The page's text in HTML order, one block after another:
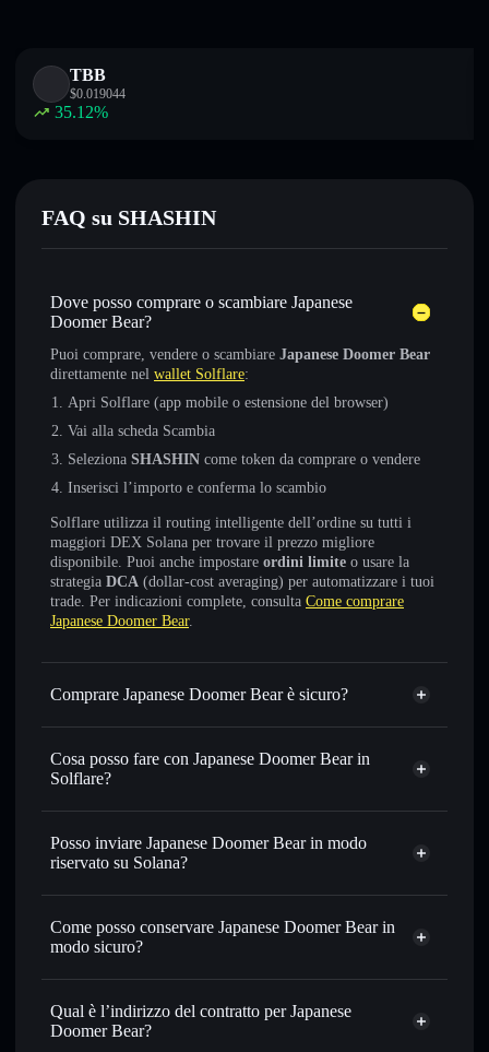
TBB
$0.019044
35.12%
FAQ su SHASHIN
Dove posso comprare o scambiare Japanese
Doomer Bear?
Puoi comprare, vendere o scambiare Japanese Doomer Bear
direttamente nel wallet Solflare:
Apri Solflare (app mobile o estensione del browser)
Vai alla scheda Scambia
Seleziona SHASHIN come token da comprare o vendere
Inserisci l’importo e conferma lo scambio
Solflare utilizza il routing intelligente dell’ordine su tutti i
maggiori DEX Solana per trovare il prezzo migliore
disponibile. Puoi anche impostare ordini limite o usare la
strategia DCA (dollar-cost averaging) per automatizzare i tuoi
trade. Per indicazioni complete, consulta Come comprare
Japanese Doomer Bear.
Comprare Japanese Doomer Bear è sicuro?
Japanese Doomer Bear non è verificato
Cosa posso fare con Japanese Doomer Bear in
Solflare?
Japanese Doomer Bear
wallet Solflare
Scambiare istantaneamente— scambia SHASHIN in
SOL, USDC o in migliaia di altri token Solana al prezzo
prezzo desiderato di SHASHIN
Usare il DCA
SHASHIN nel tempo
Inviare in modo riservato
— trasferisci SHASHIN senza
collegare pubblicamente i wallet usando l’Aggregatore di
Posso inviare Japanese Doomer Bear in modo
riservato su Solana?
Aggregatore di privacy
Come posso conservare Japanese Doomer Bear in
modo sicuro?
Japanese Doomer Bear
Qual è l’indirizzo del contratto per Japanese
Doomer Bear?